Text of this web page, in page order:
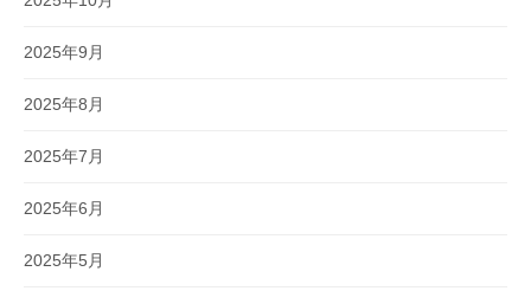
2025年9月
2025年8月
2025年7月
2025年6月
2025年5月